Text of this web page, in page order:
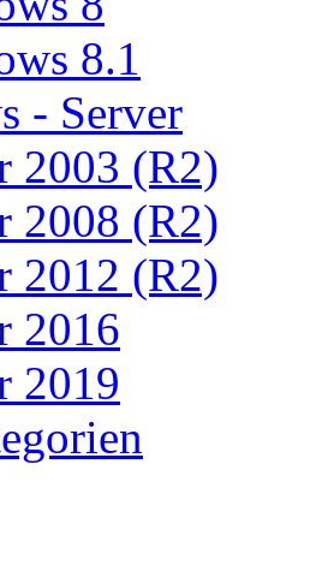
8.1
- Server
2003 (R2)
2008 (R2)
2012 (R2)
2016
2019